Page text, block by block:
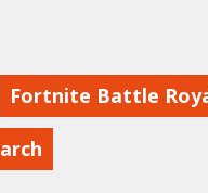
Fortnite Battle